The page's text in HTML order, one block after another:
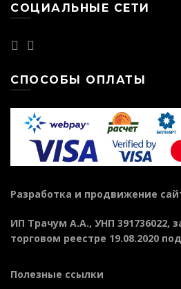
СОЦИАЛЬНЫЕ СЕТИ
СПОСОБЫ ОПЛАТЫ
Разработка и продвижение
ИП Трачум А.А., УНП 391736022,
торговом реестре 19.08.2020
Полезные ссылки